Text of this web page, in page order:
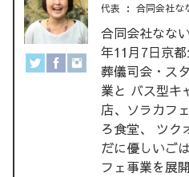
代表 ： 合同会社な
合同会社なな
年11月7日京都
葬儀司会・ス
業と バス型キ
店、ソラカフ
ろ食堂、 ツク
だに優しいご
フェ事業を展開